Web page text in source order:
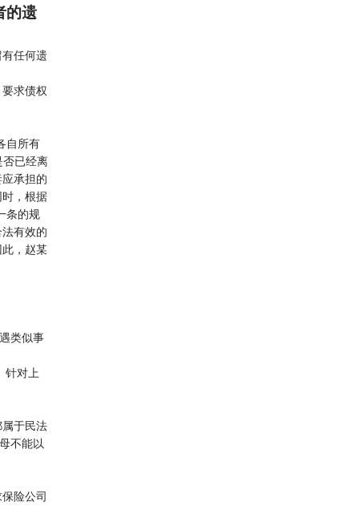
的遗
任何遗
求债权
自所有
否已经离
承担的
，根据
条的规
有效的
，赵某
类似事
针对上
于民法
不能以
险公司